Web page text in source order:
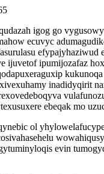
igog go
ecuvyc
efypajyhaziwud
ijuvetof ipumijozafaz
inadidyqirit
ebeqak mo
ol
evin